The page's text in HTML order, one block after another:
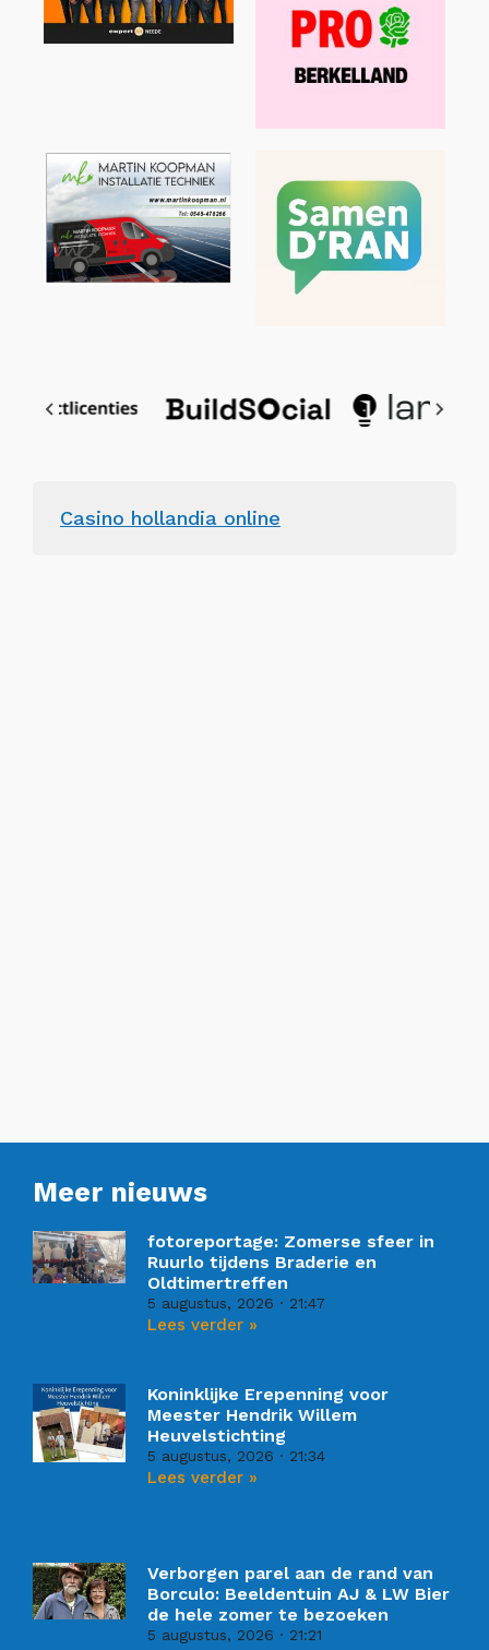
Casino hollandia online
Meer nieuws
fotoreportage: Zomerse sfeer in
Ruurlo tijdens Braderie en
Oldtimertreffen
5 augustus, 2026 21:47
Lees verder »
Koninklijke Erepenning voor
Meester Hendrik Willem
Heuvelstichting
5 augustus, 2026 21:34
Lees verder »
Verborgen parel aan de rand van
Borculo: Beeldentuin AJ & LW Bier
de hele zomer te bezoeken
5 augustus, 2026 21:21